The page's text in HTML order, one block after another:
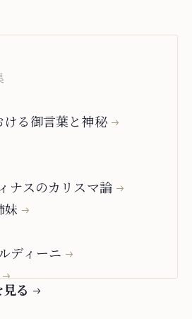
ける御言葉と神秘
ナスのカリスマ論
妹
ディーニ
ュバック
る